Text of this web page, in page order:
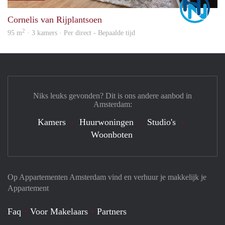
Cornelis van Rijplantsoen
95 m2 · 3 kamers · Per direct - Bepaalde tijd
Op Appartementen Amsterdam vind en verhuur je makkelijk je
Appartement
Faq Voor Makelaars Partners
Niks leuks gevonden? Dit is ons andere aanbod in
Amsterdam:
Kamers Huurwoningen
Studio's
Woonboten